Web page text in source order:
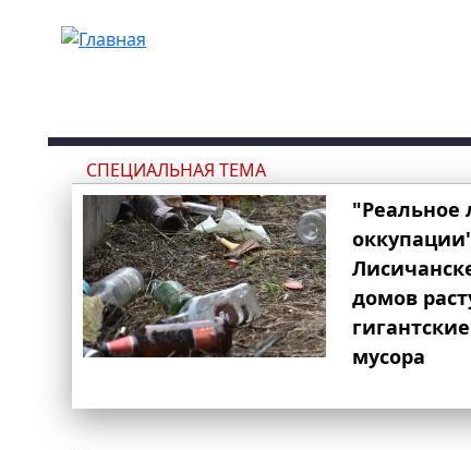
СПЕЦИАЛЬНАЯ ТЕМА
"Реальное
домов
мусора